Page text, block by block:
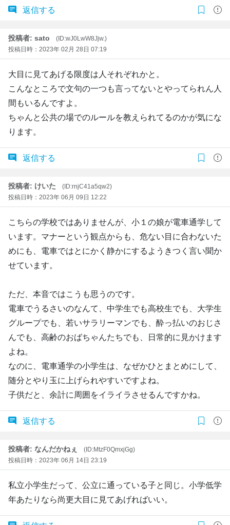
返信する
投稿者: sato
(ID:wJ0LwW8Jjw.)
投稿日時：2023年 02月 28日 07:19
大目に見てあげる限度は人それぞれかと。
こんなところで文句の一つも言ってないとやってられん人
間もいるんですよ。
ちゃんと公共の場でのルールを教えられてるのかが気にな
ります。
返信する
投稿者: けいた
(ID:rnjC41a5qw2)
投稿日時：2023年 06月 09日 12:22
こちらの学校ではありませんが、小１の娘が電車通学して
います。マナーという観点からも、危ない目に合わないた
めにも、電車ではとにかく静かにするようきつく言い聞か
せています。
ただ、本音ではこうも思うのです。
電車でうるさいのなんて、中学生でも高校生でも、大学生
グループでも、若いサラリーマンでも、酔っ払いのおじさ
んでも、高齢のおばちゃんたちでも、日常的に見かけます
よね。
なのに、電車通学の小学生は、なぜかひとまとめにして、
随分とやり玉に上げられやすいですよね。
子供だと、余計に周囲をイライラさせるんですかね。
返信する
投稿者: なんだかねぇ
(ID:MtzF0QmxjGg)
投稿日時：2023年 06月 14日 23:19
私立小学生だって、公立に通っている子と同じ。小学低学
年あたりなら尚更大目に見てあげればいい。